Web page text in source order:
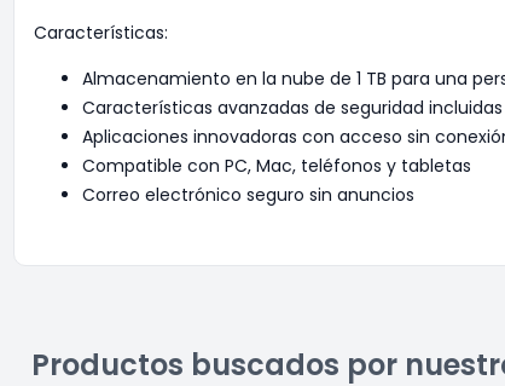
Características:
Almacenamiento en la nube de 1 TB para una
Características avanzadas de seguridad incluidas
Aplicaciones innovadoras con acceso sin
Compatible con PC, Mac, teléfonos y tabletas
Correo electrónico seguro sin anuncios
Productos buscados por